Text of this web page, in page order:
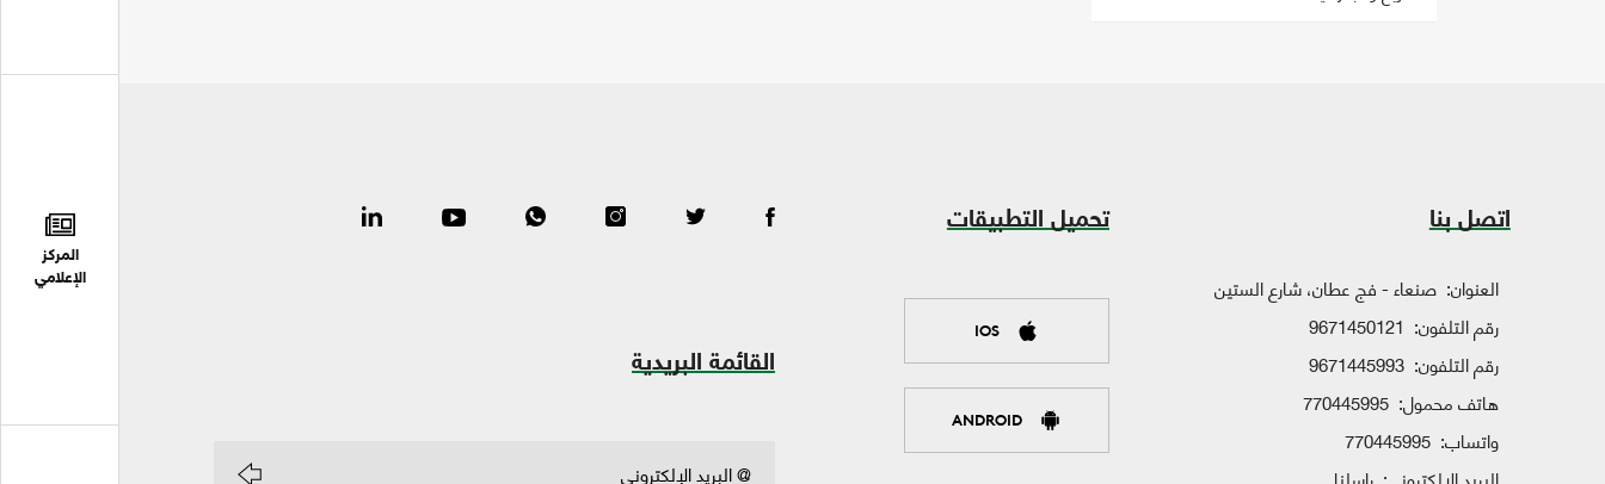
المركز
الإعلامي
اتصل بنا
العنوان: صنعاء - فج عطان، شارع الستين
رقم التلفون: 9671450121
رقم التلفون: 9671445993
هاتف محمول: 770445995
واتساب: 770445995
تحميل التطبيقات
IOS
ANDROID
القائمة البريدية